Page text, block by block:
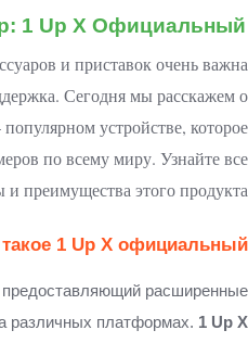
1 Up X Официальный
и приставок очень важна
Сегодня мы расскажем о
устройстве, которое
по всему миру. Узнайте все
преимущества этого продукта!
1 Up X официальный?
предоставляющий расширенные
различных платформах. 1 Up X